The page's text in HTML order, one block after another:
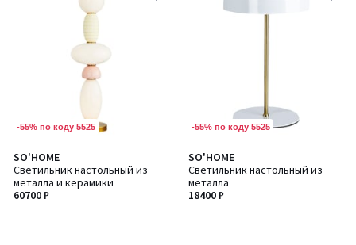
-55% по коду 5525
SO'HOME
Светильник настольный из
металла и керамики
60700 ₽
-55% по коду 5525
SO'HOME
Светильник настольный из
металла
18400 ₽